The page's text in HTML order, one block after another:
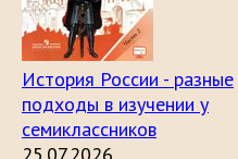
История России - разные
подходы в изучении у
семиклассников